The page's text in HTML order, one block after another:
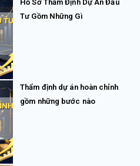
Hồ Sơ Thẩm Định Dự Án Đầu
Tư Gồm Những Gì
Thẩm định dự án hoàn chỉnh
gồm những bước nào